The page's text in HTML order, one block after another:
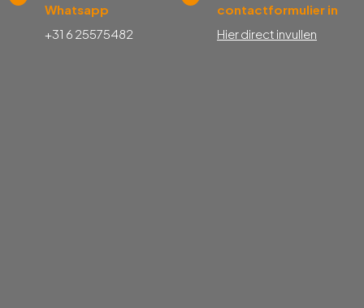
Whatsapp
+31 6 25575482
contactformulier in
Hier direct invullen